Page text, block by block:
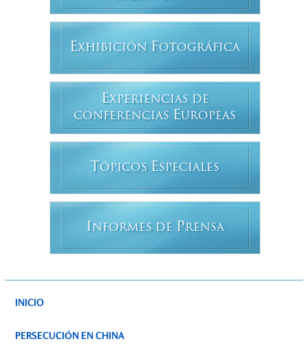
EXHIBICIÓN FOTOGRÁFICA
EXPERIENCIAS DE
CONFERENCIAS EUROPEAS
T ÓPICOS ESPECIALES
INFORMES DE PRENSA
INICIO
PERSECUCIÓN EN CHINA